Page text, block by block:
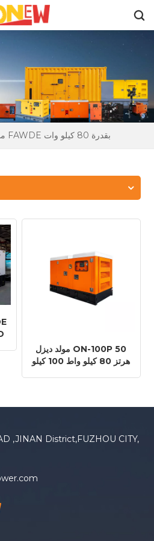
مولد ديزل FAWDE بقدرة 80 كيلو وات
مولد ديزل ON-100P 50
هرتز 80 كيلو واط 100 كيلو
,JINAN District,FUZHOU CITY,